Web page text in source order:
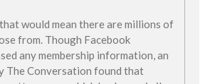
would mean there are millions of
from. Though Facebook
any membership information, an
The Conversation found that